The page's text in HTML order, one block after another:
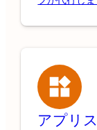
アプリ